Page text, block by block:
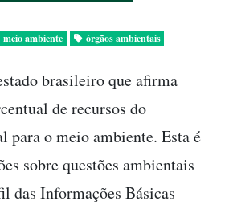
meio ambiente órgãos ambientais
brasileiro que afirma
de recursos do
para o meio ambiente. Esta é
sobre questões ambientais
das Informações Básicas